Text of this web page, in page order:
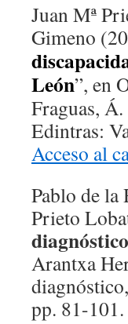
Juan Mª
Gimeno
León”, en
Fraguas,
Edintras:
Acceso al
Pablo de la
Prieto
Arantxa
pp. 81-101.